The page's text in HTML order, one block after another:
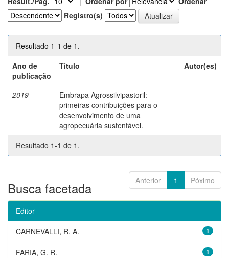
Registro(s)
Resultado 1-1 de 1.
Ano de
publicação
Título Autor(es)
2019
Embrapa Agrossilvipastoril:
primeiras contribuições para o
desenvolvimento de uma
agropecuária sustentável.
-
Resultado 1-1 de 1.
Anterior 1 Póximo
Busca facetada
Editor
1
CARNEVALLI, R. A.
1
FARIA, G. R.